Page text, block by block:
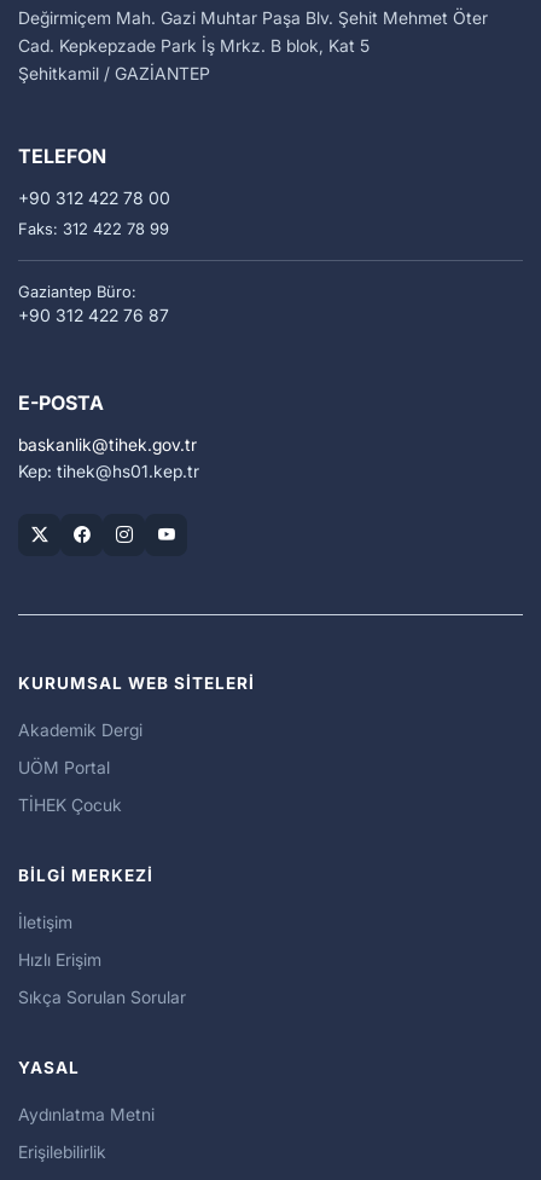
Değirmiçem Mah. Gazi Muhtar Paşa Blv. Şehit Mehmet Öter
Cad. Kepkepzade Park İş Mrkz. B blok, Kat 5
Şehitkamil / GAZİANTEP
TELEFON
+90 312 422 78 00
Faks: 312 422 78 99
Gaziantep Büro:
+90 312 422 76 87
E-POSTA
baskanlik tihek.gov.tr
Kep: tihek hs01.kep.tr
KURUMSAL WEB SİTELERİ
Akademik Dergi
UÖM Portal
TİHEK Çocuk
BİLGİ MERKEZİ
İletişim
Hızlı Erişim
Sıkça Sorulan Sorular
YASAL
Aydınlatma Metni
Erişilebilirlik